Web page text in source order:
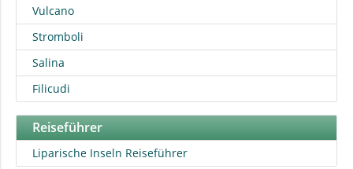
Vulcano
Stromboli
Salina
Filicudi
Reiseführer
Liparische Inseln Reiseführer